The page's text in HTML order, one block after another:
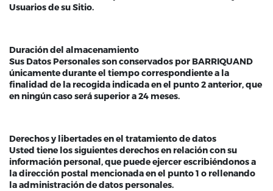
Usuarios de su Sitio.
Duración del almacenamiento
Sus Datos Personales son conservados por BARRIQUAND
únicamente durante el tiempo correspondiente a la
finalidad de la recogida indicada en el punto 2 anterior, que
en ningún caso será superior a 24 meses.
Derechos y libertades en el tratamiento de datos
Usted tiene los siguientes derechos en relación con su
información personal, que puede ejercer escribiéndonos a
la dirección postal mencionada en el punto 1 o rellenando
la administración de datos personales.